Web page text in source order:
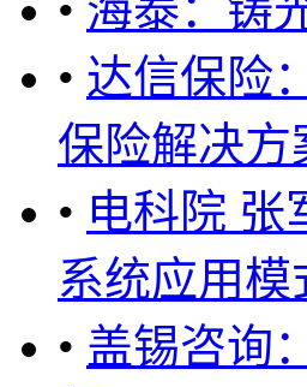
• 海泰：铸
• 达信保险
保险解决方
• 电科院 张
系统应用模
• 盖锡咨询